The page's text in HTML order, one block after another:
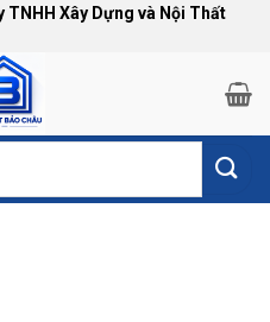
Xây Dựng và Nội Thất